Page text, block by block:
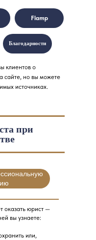
клиентов о
сайте, но вы можете
источниках.
Flamp
Благодарности
при
оказать юрист —
вы узнаете:
или,